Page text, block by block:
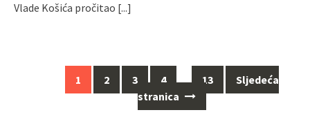
Vlade Košića pročitao [...]
Navigacija
1 2 3 4 … 13
Sljedeća
stranica